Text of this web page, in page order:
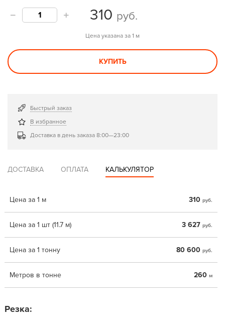
310 руб.
Цена указана за 1 м
КУПИТЬ
Быстрый заказ
В избранное
Доставка в день заказа 8:00—23:00
ДОСТАВКА ОПЛАТА КАЛЬКУЛЯТОР
Цена за 1 м 310 руб.
Цена за 1 шт (11.7 м) 3 627 руб.
Цена за 1 тонну 80 600 руб.
Метров в тонне 260 м
Резка: